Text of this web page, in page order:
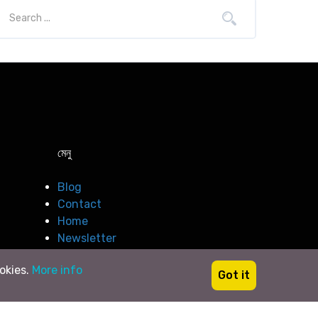
মেনু
Blog
Contact
Home
Newsletter
More info Got it